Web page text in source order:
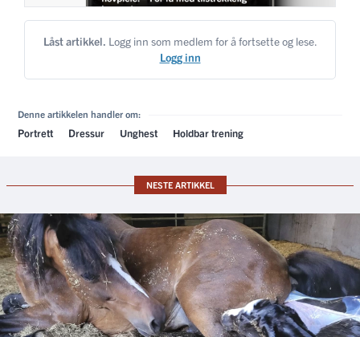
Låst artikkel. Logg inn som medlem for å fortsette og lese.
Logg inn
Denne artikkelen handler om:
Portrett Dressur Unghest Holdbar trening
NESTE ARTIKKEL